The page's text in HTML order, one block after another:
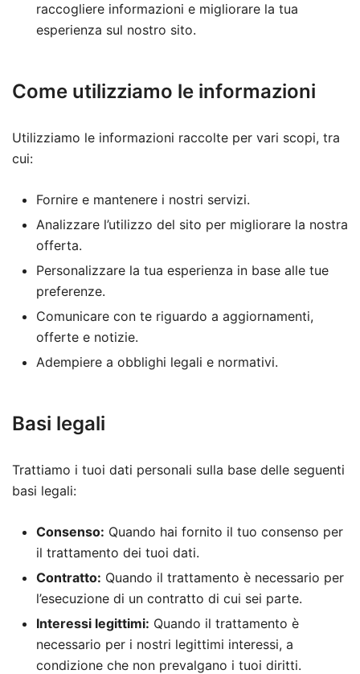
raccogliere informazioni e migliorare la tua
esperienza sul nostro sito.
Come utilizziamo le informazioni
Utilizziamo le informazioni raccolte per vari scopi, tra
cui:
Fornire e mantenere i nostri servizi.
Analizzare l’utilizzo del sito per migliorare la nostra
offerta.
Personalizzare la tua esperienza in base alle tue
preferenze.
Comunicare con te riguardo a aggiornamenti,
offerte e notizie.
Adempiere a obblighi legali e normativi.
Basi legali
Trattiamo i tuoi dati personali sulla base delle seguenti
basi legali:
Consenso: Quando hai fornito il tuo consenso per
il trattamento dei tuoi dati.
Contratto: Quando il trattamento è necessario per
l’esecuzione di un contratto di cui sei parte.
Interessi legittimi: Quando il trattamento è
necessario per i nostri legittimi interessi, a
condizione che non prevalgano i tuoi diritti.